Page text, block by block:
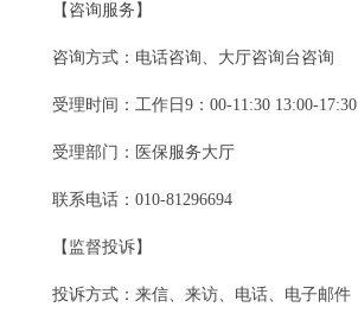
【咨询服务】
咨询方式：电话咨询、大厅咨询台咨询
受理时间：工作日9：00-11:30 13:00-17:30
受理部门：医保服务大厅
联系电话：010-81296694
【监督投诉】
投诉方式：来信、来访、电话、电子邮件